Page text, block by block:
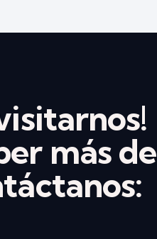
más de